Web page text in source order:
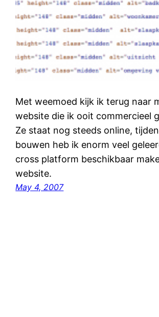
Met weemoed kijk ik terug naar
website die ik ooit commercieel
Ze staat nog steeds online,
bouwen heb ik enorm veel
cross platform beschikbaar
website.
May 4, 2007